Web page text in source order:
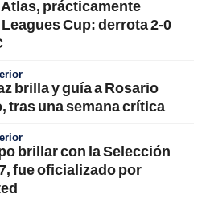
prácticamente
Cup: derrota 2-0
brilla y guía a Rosario
tras una semana crítica
brillar con la Selección
fue oficializado por